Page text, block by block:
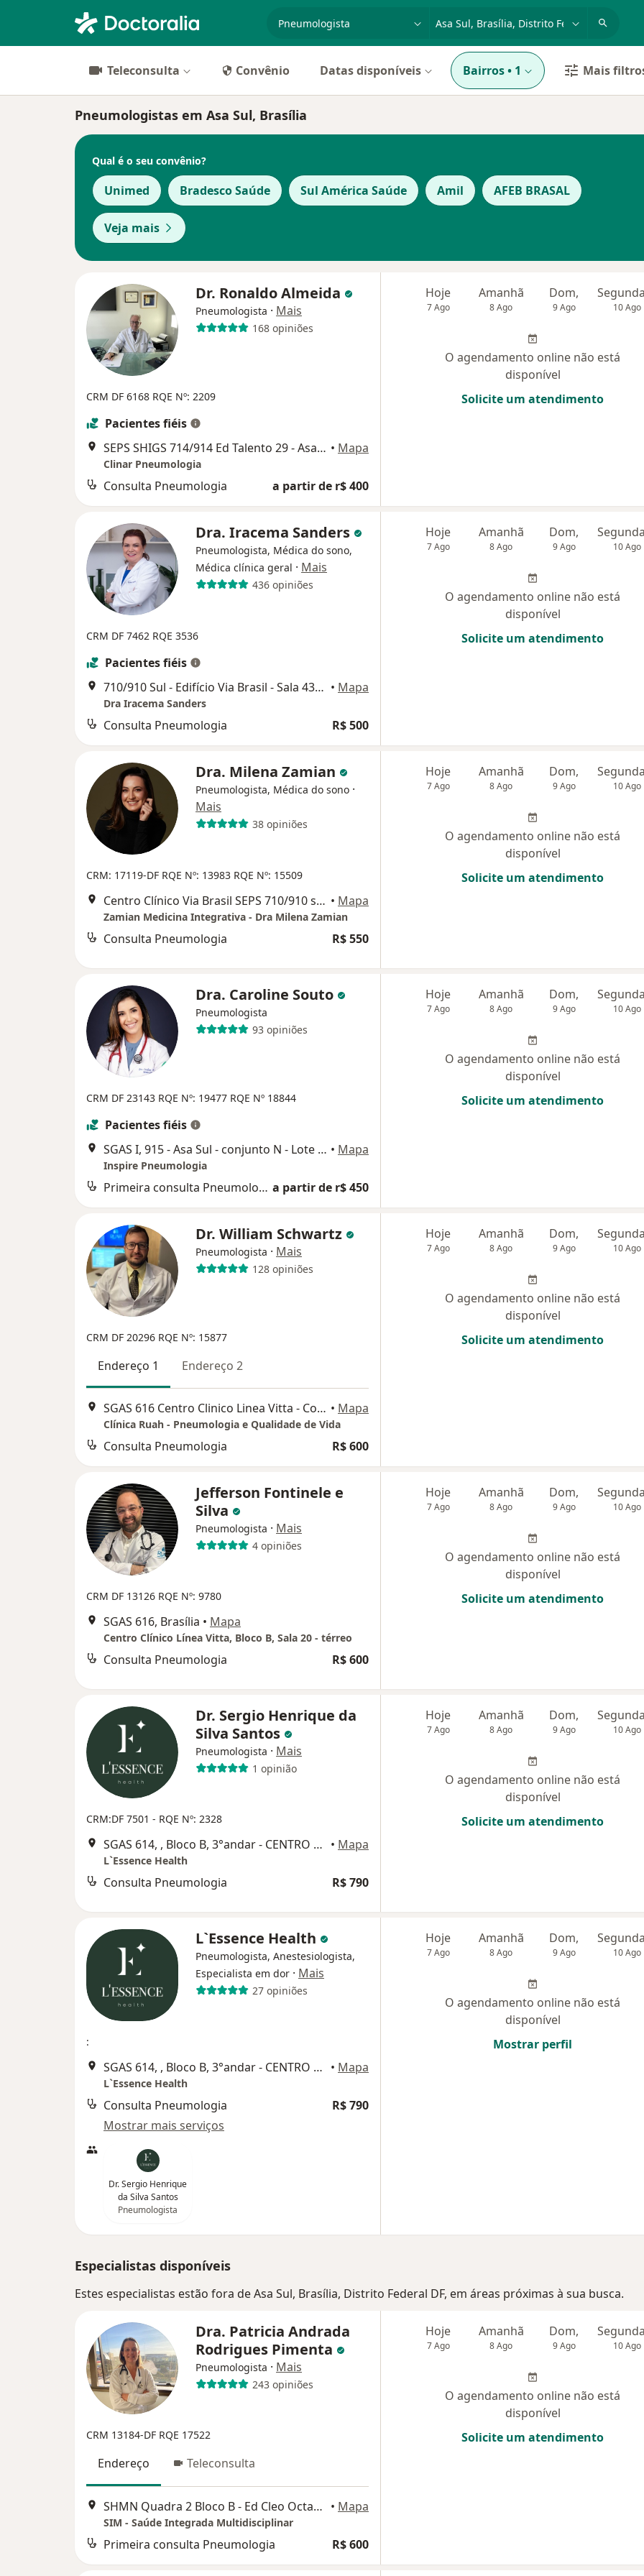
cidade ou região
Teleconsulta Convênio Datas disponíveis Bairros• 1 Mais
Pneumologistas em Asa Sul, Brasília
Qual é o seu convênio?
Unimed Bradesco Saúde Sul América Saúde Amil AFEB BRASAL
Veja mais
Dr. Ronaldo Almeida
Pneumologista · Mais
168 opiniões
CRM DF 6168 RQE Nº: 2209
Pacientes fiéis
SEPS SHIGS 714/914 Ed Talento 29 - Asa Sul, Brasília, Brasília • Mapa
Clinar Pneumologia
Consulta Pneumologia a partir de r$ 400
Hoje
7 Ago
Amanhã
8 Ago
Dom,
9 Ago 10 Ago
O agendamento online não está
disponível
Solicite um atendimento
Dra. Iracema Sanders
Pneumologista, Médica do sono,
Médica clínica geral · Mais
436 opiniões
CRM DF 7462 RQE 3536
Pacientes fiéis
710/910 Sul - Edifício Via Brasil - Sala 430 (ao lado do Hospital Alvorada), Brasília • Mapa
Dra Iracema Sanders
Consulta Pneumologia R$ 500
Hoje
7 Ago
Amanhã
8 Ago
Dom,
9 Ago 10 Ago
O agendamento online não está
disponível
Solicite um atendimento
Dra. Milena Zamian
Pneumologista, Médica do sono ·
Mais
38 opiniões
CRM: 17119-DF RQE Nº: 13983 RQE Nº: 15509
Centro Clínico Via Brasil SEPS 710/910 sul Torre A sala 319, Brasília • Mapa
Zamian Medicina Integrativa - Dra Milena Zamian
Consulta Pneumologia R$ 550
Hoje
7 Ago
Amanhã
8 Ago
Dom,
9 Ago 10 Ago
O agendamento online não está
disponível
Solicite um atendimento
Dra. Caroline Souto
Pneumologista
93 opiniões
CRM DF 23143 RQE Nº: 19477 RQE Nº 18844
Pacientes fiéis
SGAS I, 915 - Asa Sul - conjunto N - Lote 69/70 - Sala 326, Brasília • Mapa
Inspire Pneumologia
Primeira consulta Pneumologia a partir de r$ 450
Hoje
7 Ago
Amanhã
8 Ago
Dom,
9 Ago 10 Ago
O agendamento online não está
disponível
Solicite um atendimento
Dr. William Schwartz
Pneumologista · Mais
128 opiniões
CRM DF 20296 RQE Nº: 15877
Endereço 1 Endereço 2
SGAS 616 Centro Clinico Linea Vitta - Conjunto A - Bloco B - Sala 20 Terreo, Brasília • Mapa
Clínica Ruah - Pneumologia e Qualidade de Vida
Consulta Pneumologia R$ 600
Hoje
7 Ago
Amanhã
8 Ago
Dom,
9 Ago 10 Ago
O agendamento online não está
disponível
Solicite um atendimento
Jefferson Fontinele e
Silva
Pneumologista · Mais
4 opiniões
CRM DF 13126 RQE Nº: 9780
SGAS 616, Brasília • Mapa
Centro Clínico Línea Vitta, Bloco B, Sala 20 - térreo
Consulta Pneumologia R$ 600
Hoje
7 Ago
Amanhã
8 Ago
Dom,
9 Ago 10 Ago
O agendamento online não está
disponível
Solicite um atendimento
Dr. Sergio Henrique da
Silva Santos
Pneumologista · Mais
1 opinião
CRM:DF 7501 - RQE Nº: 2328
SGAS 614, , Bloco B, 3°andar - CENTRO MÉDICO VITRIUM, Brasília • Mapa
L`Essence Health
Consulta Pneumologia R$ 790
Hoje
7 Ago
Amanhã
8 Ago
Dom,
9 Ago 10 Ago
O agendamento online não está
disponível
Solicite um atendimento
L`Essence Health
Pneumologista, Anestesiologista,
Especialista em dor · Mais
27 opiniões
:
SGAS 614, , Bloco B, 3°andar - CENTRO MÉDICO VITRIUM, Brasília • Mapa
L`Essence Health
Consulta Pneumologia
R$ 790
Mostrar mais serviços
Dr. Sergio Henrique
da Silva Santos
Pneumologista
Hoje
7 Ago
Amanhã
8 Ago
Dom,
9 Ago 10 Ago
O agendamento online não está
disponível
Mostrar perfil
Especialistas disponíveis
Estes especialistas estão fora de Asa Sul, Brasília, Distrito Federal DF, em áreas próximas à sua busca.
Dra. Patricia Andrada
Rodrigues Pimenta
Pneumologista · Mais
243 opiniões
CRM 13184-DF RQE 17522
Endereço Teleconsulta
SHMN Quadra 2 Bloco B - Ed Cleo Octavio - Sala 1006, Brasília • Mapa
SIM - Saúde Integrada Multidisciplinar
Primeira consulta Pneumologia R$ 600
Hoje
7 Ago
Amanhã
8 Ago
Dom,
9 Ago 10 Ago
O agendamento online não está
disponível
Solicite um atendimento